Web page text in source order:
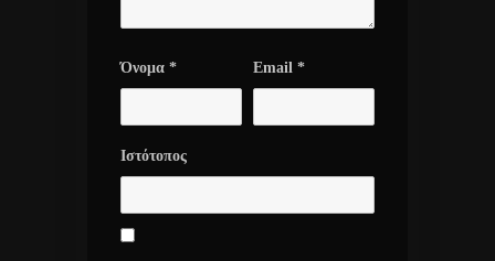
Όνομα * Email *
Ιστότοπος